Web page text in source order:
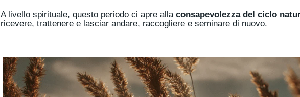
A livello spirituale, questo periodo ci apre alla consapevolezza del ciclo
ricevere, trattenere e lasciar andare, raccogliere e seminare di nuovo.